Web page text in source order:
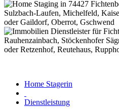
Home Stagerin
Dienstleistung